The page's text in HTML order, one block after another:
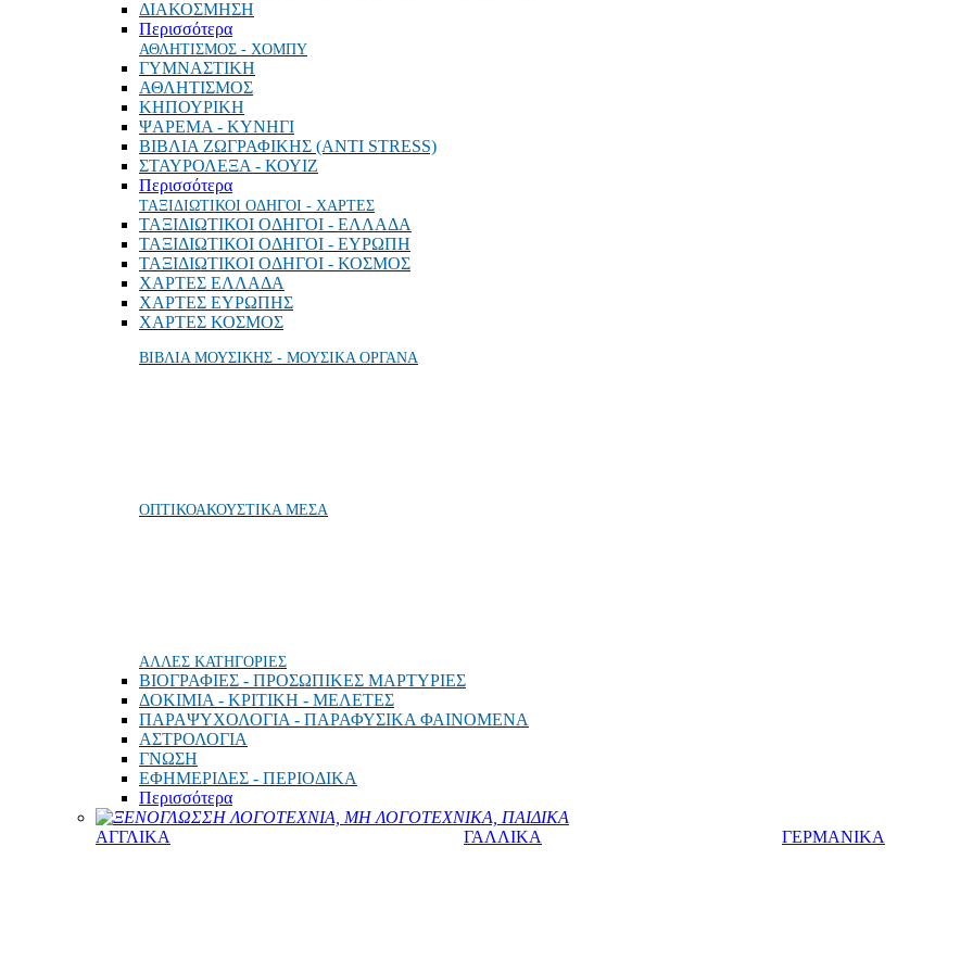
ΔΙΑΚΟΣΜΗΣΗ
Περισσότερα
ΑΘΛΗΤΙΣΜΟΣ - ΧΟΜΠΥ
ΓΥΜΝΑΣΤΙΚΗ
ΑΘΛΗΤΙΣΜΟΣ
ΚΗΠΟΥΡΙΚΗ
ΨΑΡΕΜΑ - ΚΥΝΗΓΙ
ΒΙΒΛΙΑ ΖΩΓΡΑΦΙΚΗΣ (ANTI STRESS)
ΣΤΑΥΡΟΛΕΞΑ - ΚΟΥΙΖ
Περισσότερα
ΤΑΞΙΔΙΩΤΙΚΟΙ ΟΔΗΓΟΙ - ΧΑΡΤΕΣ
ΤΑΞΙΔΙΩΤΙΚΟΙ ΟΔΗΓΟΙ - ΕΛΛΑΔΑ
ΤΑΞΙΔΙΩΤΙΚΟΙ ΟΔΗΓΟΙ - ΕΥΡΩΠΗ
ΤΑΞΙΔΙΩΤΙΚΟΙ ΟΔΗΓΟΙ - ΚΟΣΜΟΣ
ΧΑΡΤΕΣ ΕΛΛΑΔΑ
ΧΑΡΤΕΣ ΕΥΡΩΠΗΣ
ΧΑΡΤΕΣ ΚΟΣΜΟΣ
ΒΙΒΛΙΑ ΜΟΥΣΙΚΗΣ - ΜΟΥΣΙΚΑ ΟΡΓΑΝΑ
ΟΠΤΙΚΟΑΚΟΥΣΤΙΚΑ ΜΕΣΑ
ΑΛΛΕΣ ΚΑΤΗΓΟΡΙΕΣ
ΒΙΟΓΡΑΦΙΕΣ - ΠΡΟΣΩΠΙΚΕΣ ΜΑΡΤΥΡΙΕΣ
ΔΟΚΙΜΙΑ - ΚΡΙΤΙΚΗ - ΜΕΛΕΤΕΣ
ΠΑΡΑΨΥΧΟΛΟΓΙΑ - ΠΑΡΑΦΥΣΙΚΑ ΦΑΙΝΟΜΕΝΑ
ΑΣΤΡΟΛΟΓΙΑ
ΓΝΩΣΗ
ΕΦΗΜΕΡΙΔΕΣ - ΠΕΡΙΟΔΙΚΑ
Περισσότερα
ΞΕΝΟΓΛΩΣΣΗ ΛΟΓΟΤΕΧΝΙΑ, ΜΗ ΛΟΓΟΤΕΧΝΙΚΑ, ΠΑΙΔΙΚΑ
ΑΓΓΛΙΚΑ
ΓΑΛΛΙΚΑ ΓΕΡΜΑΝΙΚΑ